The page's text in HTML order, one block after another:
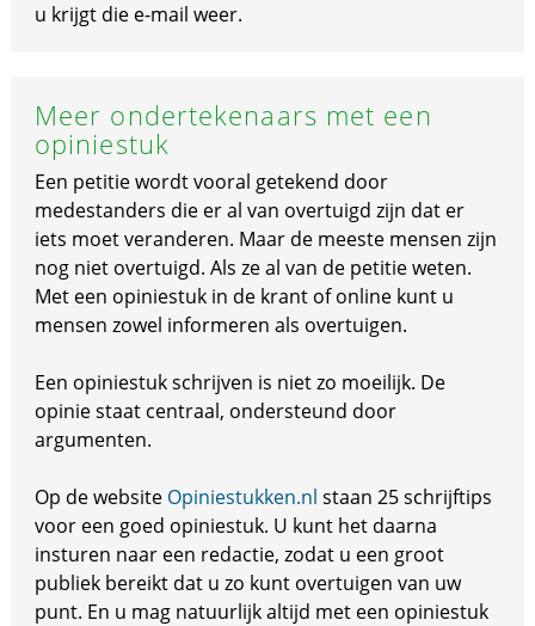
u krijgt die e-mail weer.
Meer ondertekenaars met een
opiniestuk
Een petitie wordt vooral getekend door
medestanders die er al van overtuigd zijn dat er
iets moet veranderen. Maar de meeste mensen zijn
nog niet overtuigd. Als ze al van de petitie weten.
Met een opiniestuk in de krant of online kunt u
mensen zowel informeren als overtuigen.
Een opiniestuk schrijven is niet zo moeilijk. De
opinie staat centraal, ondersteund door
argumenten.
Op de website Opiniestukken.nl staan 25 schrijftips
voor een goed opiniestuk. U kunt het daarna
insturen naar een redactie, zodat u een groot
publiek bereikt dat u zo kunt overtuigen van uw
punt. En u mag natuurlijk altijd met een opiniestuk